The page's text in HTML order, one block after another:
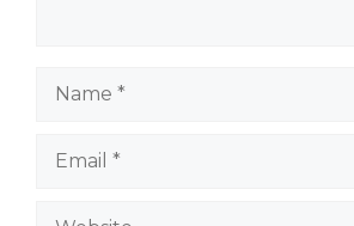
Website